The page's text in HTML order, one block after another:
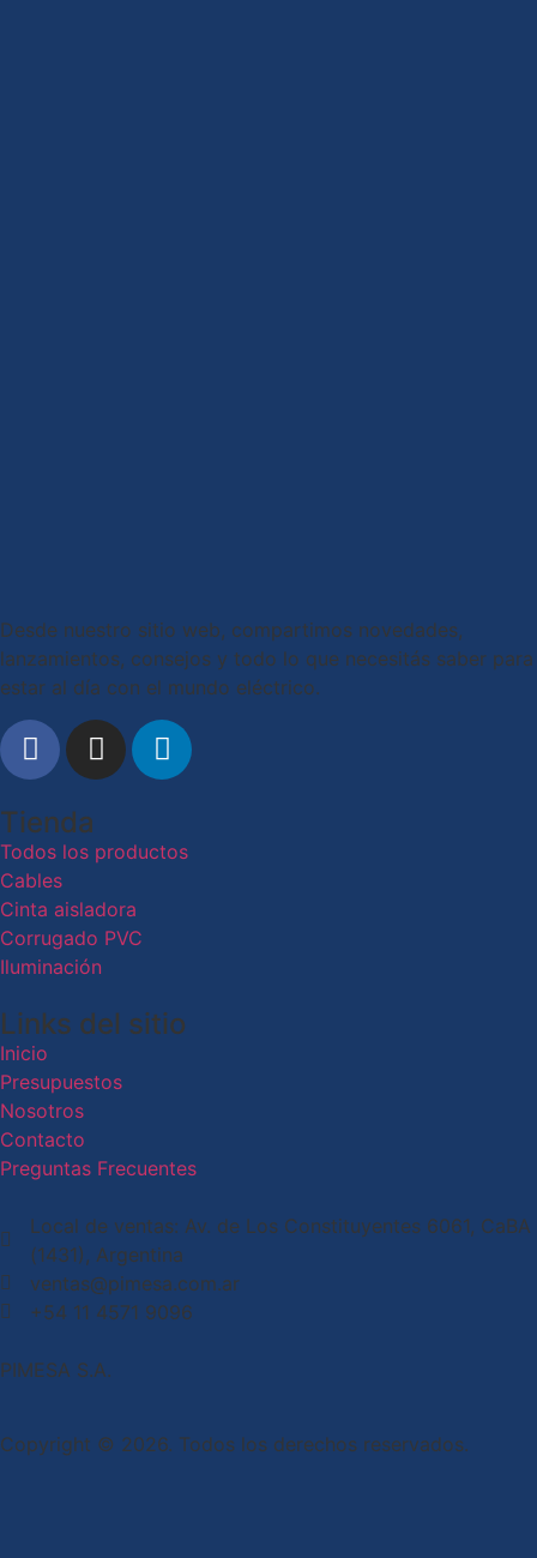
Desde nuestro sitio web, compartimos novedades,
lanzamientos, consejos y todo lo que necesitás saber para
estar al día con el mundo eléctrico.
Tienda
Todos los productos
Cables
Cinta aisladora
Corrugado PVC
Iluminación
Links del sitio
Inicio
Presupuestos
Nosotros
Contacto
Preguntas Frecuentes
Local de ventas: Av. de Los Constituyentes 6061, CaBA
(1431), Argentina
ventas@pimesa.com.ar
+54 11 4571 9096
PIMESA S.A.
Copyright © 2026. Todos los derechos reservados.